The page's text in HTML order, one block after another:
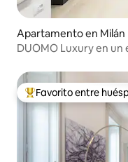
Apartamento en Milán
DUOMO Luxury en
Favorito entre
Favorito entre